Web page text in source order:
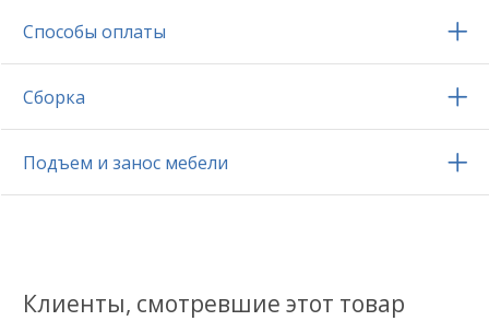
Способы оплаты
Сборка
Подъем и занос мебели
Клиенты, смотревшие этот товар